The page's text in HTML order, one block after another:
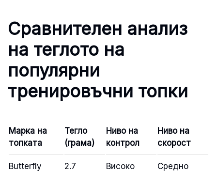
Сравнителен анализ
на теглото на
популярни
тренировъчни топки
Марка на
топката
Тегло
(грама)
Ниво на
контрол
Ниво на
скорост
Butterfly 2.7 Високо Средно